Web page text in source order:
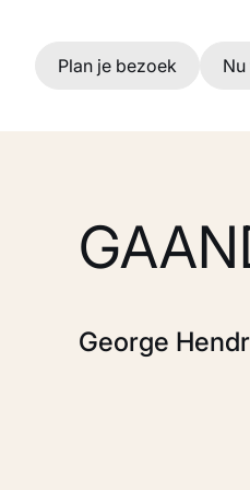
Ga naar hoofdinhoud
Plan je bezoek
George